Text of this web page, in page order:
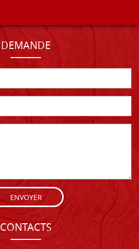
DEMANDE
ENVOYER
CONTACTS